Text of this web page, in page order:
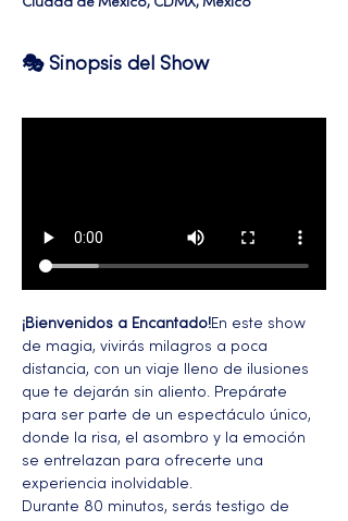
Ciudad de México, CDMX, México
🎭 Sinopsis del Show
¡Bienvenidos a Encantado!En este show
de magia, vivirás milagros a poca
distancia, con un viaje lleno de ilusiones
que te dejarán sin aliento. Prepárate
para ser parte de un espectáculo único,
donde la risa, el asombro y la emoción
se entrelazan para ofrecerte una
experiencia inolvidable.
Durante 80 minutos, serás testigo de